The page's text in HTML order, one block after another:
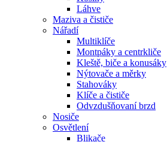
Láhve
Maziva a čističe
Nářadí
Multiklíče
Montpáky a centrkliče
Kleště, biče a konusáky
Nýtovače a měrky
Stahováky
Klíče a čističe
Odvzdušňovaní brzd
Nosiče
Osvětlení
Blikače